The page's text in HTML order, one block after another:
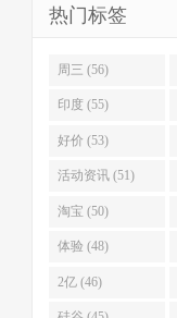
热门标签
周三 (56)
印度 (55)
好价 (53)
活动资讯 (51)
淘宝 (50)
体验 (48)
2亿 (46)